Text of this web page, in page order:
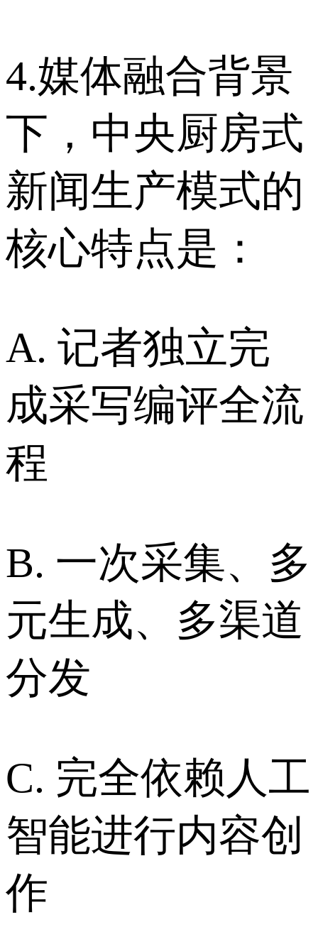
4.媒体融合背景
下，中央厨房式
新闻生产模式的
核心特点是：
A. 记者独立完
成采写编评全流
程
B. 一次采集、多
元生成、多渠道
分发
C. 完全依赖人工
智能进行内容创
作